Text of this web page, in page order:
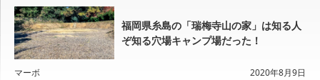
福岡県糸島の「瑞梅寺山の家」は知る人
ぞ知る穴場キャンプ場だった！
マーボ 2020年8月9日